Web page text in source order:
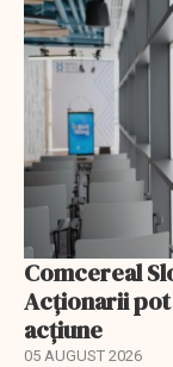
Comcereal
Acționarii
acțiune
05 AUGUST 2026